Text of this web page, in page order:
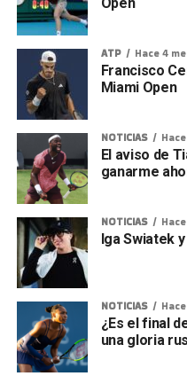
ATP Hace 4
Francisco
Miami Open
NOTICIAS
El aviso de
ganarme
NOTICIAS
Iga Swiatek
NOTICIAS
¿Es el final
una gloria